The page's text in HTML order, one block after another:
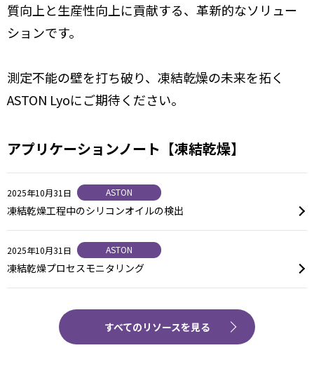
質向上と生産性向上に貢献する、革新的なソリュー
ションです。
測定不能の壁を打ち破り、凍結乾燥の未来を拓く
ASTON Lyoにご期待ください。
アプリケーションノート【凍結乾燥】
2025年10月31日 ASTON
凍結乾燥工程中のシリコンオイルの検出
2025年10月31日 ASTON
凍結乾燥プロセスモニタリング
すべてのリソースを見る